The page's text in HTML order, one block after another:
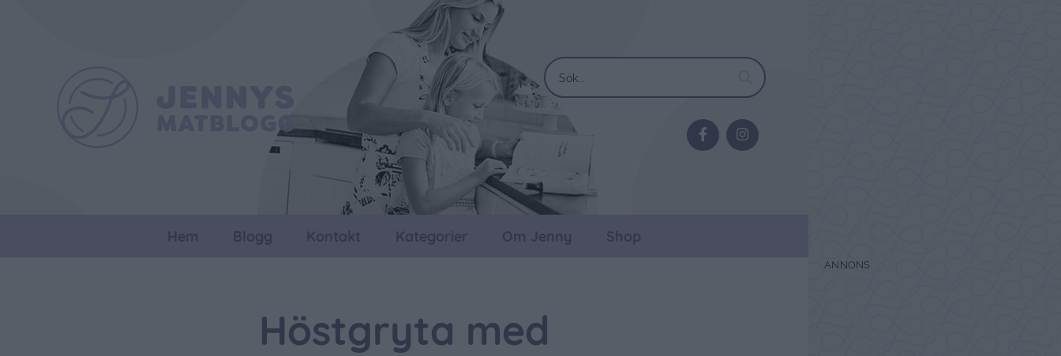
Hem Blogg Kontakt Kategorier Om Jenny Shop
Höstgryta med